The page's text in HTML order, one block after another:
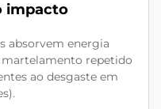
impacto
absorvem energia
repetido
ao desgaste em